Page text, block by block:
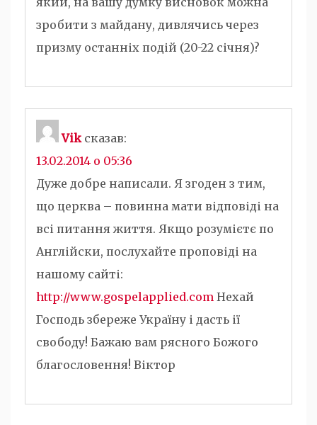
зробити з майдану, дивлячись через
призму останніх подій (20-22 січня)?
Vik сказав:
13.02.2014 о 05:36
Дуже добре написали. Я згоден з тим,
що церква – повинна мати відповіді на
всі питання життя. Якщо розумієтє по
Англійски, послухайте проповіді на
нашому сайті:
http://www.gospelapplied.com Нехай
Господь збереже Україну і дасть ії
свободу! Бажаю вам рясного Божого
благословення! Віктор